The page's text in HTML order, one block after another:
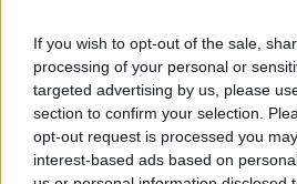
If you wish to opt-out of the sale,
processing of your personal or
targeted advertising by us, please
section to confirm your selection.
opt-out request is processed you
interest-based ads based on